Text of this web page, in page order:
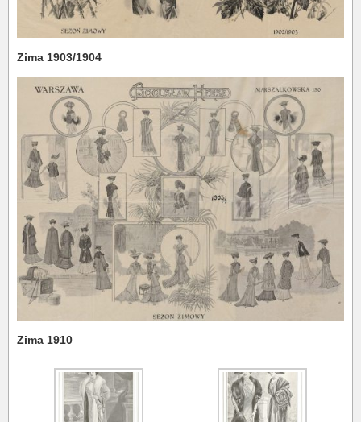
Zima 1903/1904
Zima 1910